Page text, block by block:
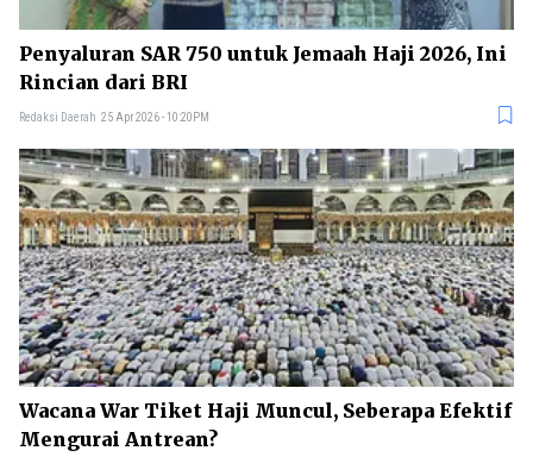
Penyaluran SAR 750 untuk Jemaah Haji 2026, Ini
Rincian dari BRI
Redaksi Daerah 25 Apr 2026 - 10:20PM
Wacana War Tiket Haji Muncul, Seberapa Efektif
Mengurai Antrean?